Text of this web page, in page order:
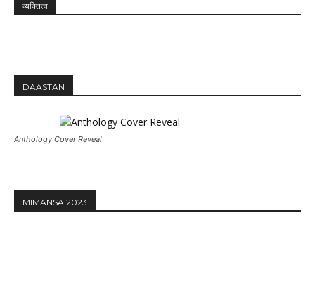
व्यक्तित्व
DAASTAN
Anthology Cover Reveal
MIMANSA 2023